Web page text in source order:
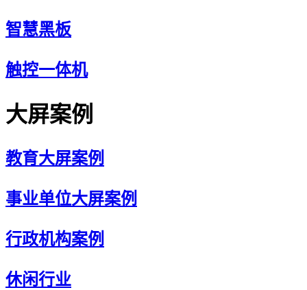
智慧黑板
触控一体机
大屏案例
教育大屏案例
事业单位大屏案例
行政机构案例
休闲行业